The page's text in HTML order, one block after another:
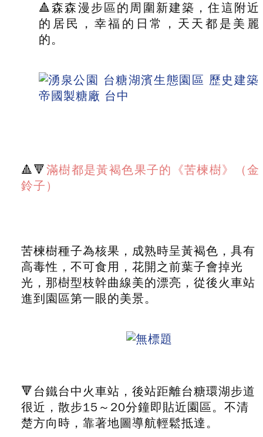
🔺森森漫步區的周圍新建築，住這附近
的居民，幸福的日常，天天都是美麗
的。
🔺🔻滿樹都是黃褐色果子的《苦楝樹》（金
鈴子）
苦楝樹種子為核果，成熟時呈黃褐色，具有
高毒性，不可食用，花開之前葉子會掉光
光，那樹型枝幹曲線美的漂亮，從後火車站
進到園區第一眼的美景。
🔻台鐵台中火車站，後站距離台糖環湖步道
很近，散步15～20分鐘即貼近園區。不清
楚方向時，靠著地圖導航輕鬆抵達。